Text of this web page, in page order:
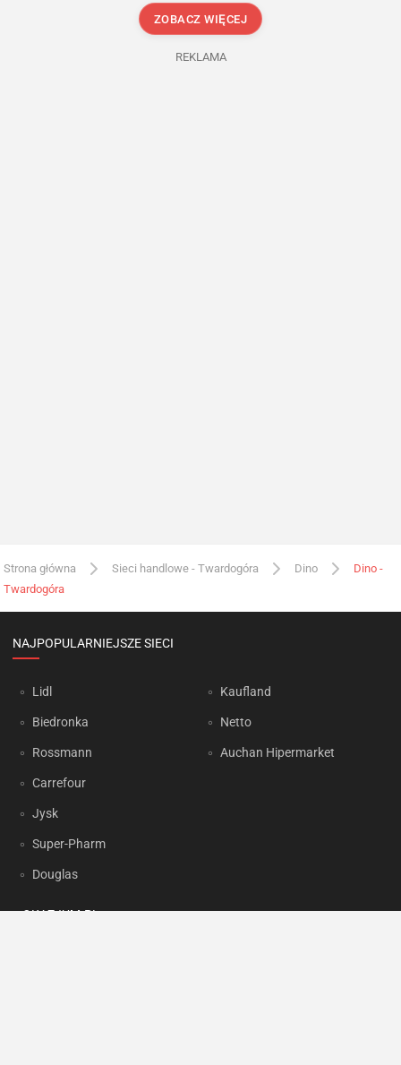
ZOBACZ WIĘCEJ
REKLAMA
Strona główna Sieci handlowe - Twardogóra Dino
Dino -
Twardogóra
NAJPOPULARNIEJSZE SIECI
Lidl
Biedronka
Rossmann
Carrefour
Jysk
Super-Pharm
Douglas
Kaufland
Netto
Auchan Hipermarket
OKAZJUM.PL